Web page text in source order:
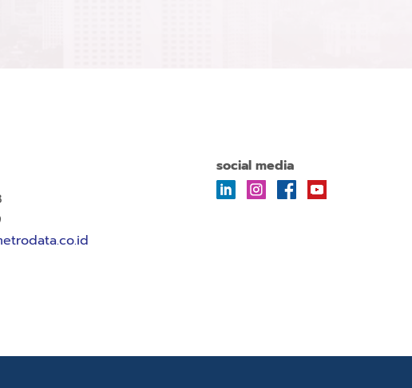
social media